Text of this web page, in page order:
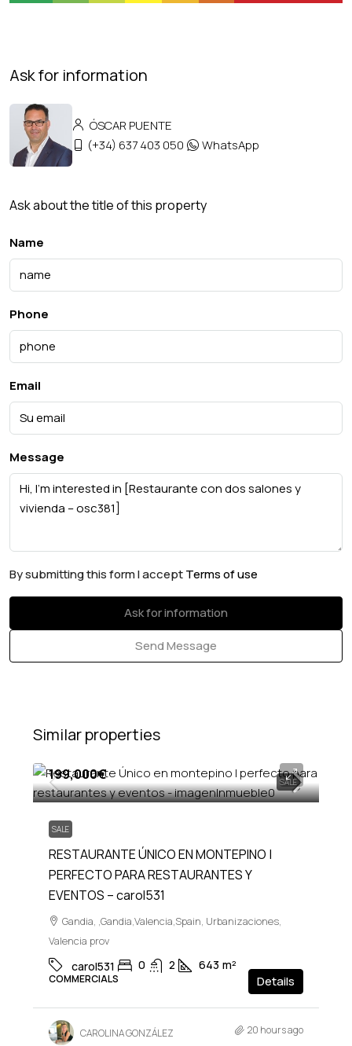
Ask for information
ÓSCAR PUENTE
(+34) 637 403 050
WhatsApp
Ask about the title of this property
Name
Phone
Email
Message
By submitting this form I acceptTerms of use
Ask for information
Send Message
Similar properties
SALE
199,000€
SALE
RESTAURANTE ÚNICO EN MONTEPINO |
PERFECTO PARA RESTAURANTES Y
EVENTOS – carol531
Gandia, ,Gandia,Valencia,Spain, Urbanizaciones,
Valencia prov
carol531 0 2 643 m²
COMMERCIALS Details
CAROLINA GONZÁLEZ 20 hours ago